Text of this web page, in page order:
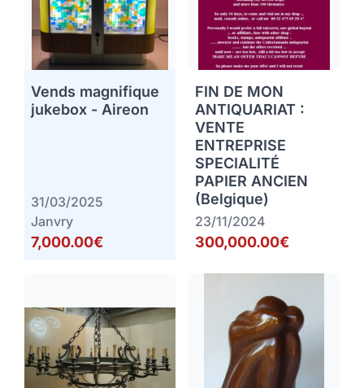
Vends magnifique
jukebox - Aireon
31/03/2025
Janvry
7,000.00€
FIN DE MON
ANTIQUARIAT :
VENTE
ENTREPRISE
SPECIALITÉ
PAPIER ANCIEN
(Belgique)
23/11/2024
300,000.00€